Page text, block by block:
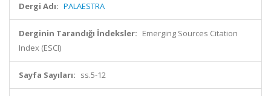
Dergi Adı: PALAESTRA
Derginin Tarandığı İndeksler: Emerging Sources Citation
Index (ESCI)
Sayfa Sayıları: ss.5-12